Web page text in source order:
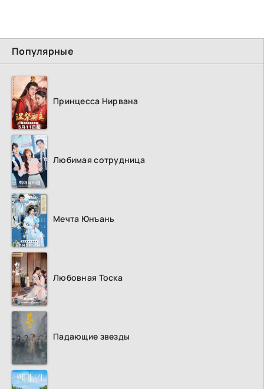
Популярные
Принцесса Нирвана
Любимая сотрудница
Мечта Юнъань
Любовная Тоска
Падающие звезды